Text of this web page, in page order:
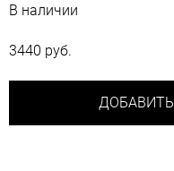
В наличии
3440 руб.
ДОБАВИТЬ